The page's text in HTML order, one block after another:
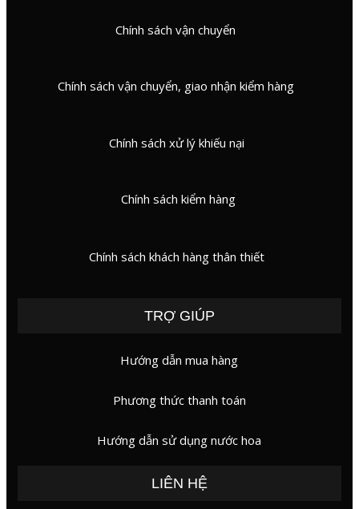
TRỢ GIÚP
LIÊN HỆ
Hướng dẫn mua hàng
Phương thức thanh toán
Hướng dẫn sử dụng nước hoa
Chính sách vận chuyển, giao nhận kiểm hàng
Chính sách vận chuyển
Chính sách xử lý khiếu nại
Chính sách kiểm hàng
Chính sách khách hàng thân thiết